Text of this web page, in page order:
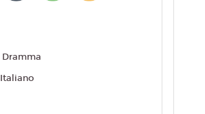
Dramma
Italiano